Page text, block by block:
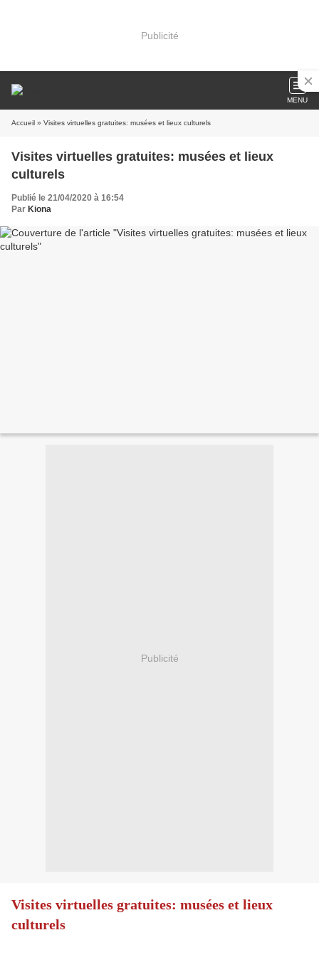
Publicité
MENU
Accueil » Visites virtuelles gratuites: musées et lieux culturels
Visites virtuelles gratuites: musées et lieux
culturels
Publié le 21/04/2020 à 16:54
Par Kiona
Publicité
Visites virtuelles gratuites: musées et lieux
culturels